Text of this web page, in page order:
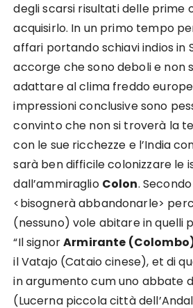
degli scarsi risultati delle prime
acquisirlo. In un primo tempo
affari portando schiavi indios in
accorge che sono deboli e non
adattare al clima freddo
impressioni conclusive sono
convinto che non si troverà la
con le sue ricchezze e l’India
sarà ben difficile colonizzare le
dall’ammiraglio Colon.
<bisognerà abbandonarle>
(nessuno) vole abitare in quelli
“Il signorArmirante
il Vatajo (Cataio cinese), et di
in argumento cum uno abbate
(Lucerna piccola città